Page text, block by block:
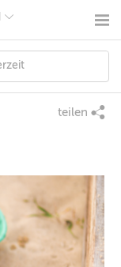
teilen